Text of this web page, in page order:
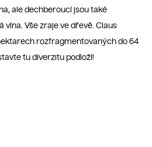
ale dechberoucí jsou také
vína. Vše zraje ve dřevě. Claus
rozfragmentovaných do 64
tu diverzitu podloží!